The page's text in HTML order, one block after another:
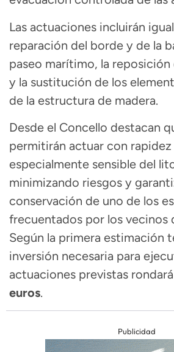
Las actuaciones incluirán
reparación del borde y de la
paseo marítimo, la
y la sustitución de los
de la estructura de madera.
Desde el Concello destacan
permitirán actuar con rapidez
especialmente sensible del
minimizando riesgos y
conservación de uno de los
frecuentados por los vecinos
Según la primera estimación
inversión necesaria para
actuaciones previstas
euros.
Publicidad